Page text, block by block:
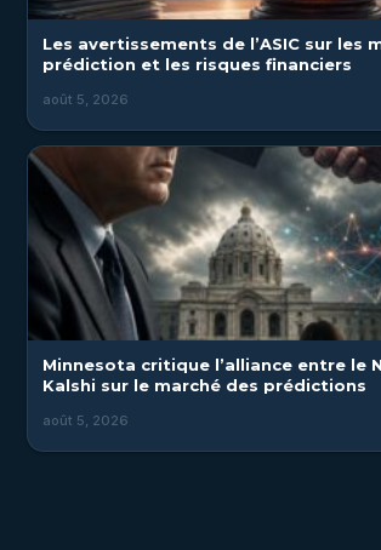
Les avertissements de l’ASIC sur les
prédiction et les risques financiers
août 5, 2026
Minnesota critique l’alliance entre le
Kalshi sur le marché des prédictions
août 5, 2026